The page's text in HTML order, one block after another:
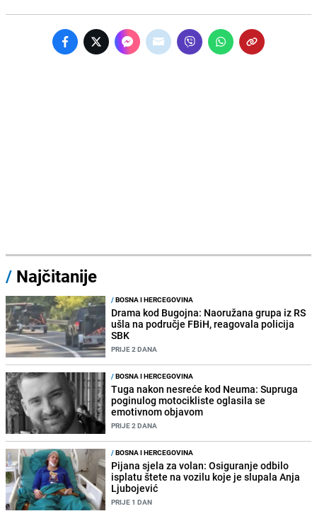
/ Najčitanije
/BOSNA I HERCEGOVINA
Drama kod Bugojna: Naoružana grupa iz RS
ušla na područje FBiH, reagovala policija
SBK
PRIJE 2 DANA
/BOSNA I HERCEGOVINA
Tuga nakon nesreće kod Neuma: Supruga
poginulog motocikliste oglasila se
emotivnom objavom
PRIJE 2 DANA
/BOSNA I HERCEGOVINA
Pijana sjela za volan: Osiguranje odbilo
isplatu štete na vozilu koje je slupala Anja
Ljubojević
PRIJE 1 DAN